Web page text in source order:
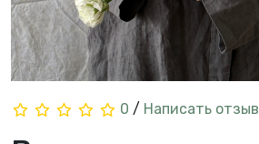
0 / Написать отзыв